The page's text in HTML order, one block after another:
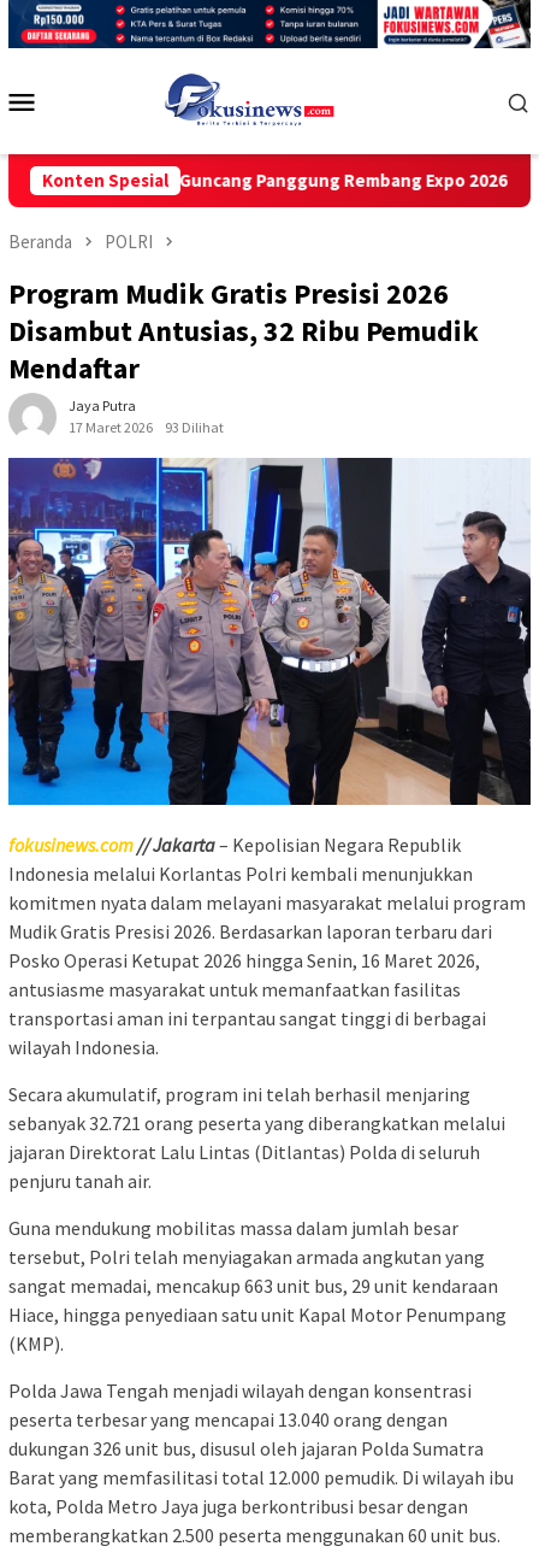
Loncat
Konten Spesial
Band Guncang Panggung Rembang Expo 2026
Beranda POLRI
Program Mudik Gratis Presisi 2026
Disambut Antusias, 32 Ribu Pemudik
Mendaftar
Jaya Putra
17 Maret 2026
93 Dilihat
fokusinews.com// Jakarta– Kepolisian Negara Republik
Indonesia melalui Korlantas Polri kembali menunjukkan
komitmen nyata dalam melayani masyarakat melalui program
Mudik Gratis Presisi 2026. Berdasarkan laporan terbaru dari
Posko Operasi Ketupat 2026 hingga Senin, 16 Maret 2026,
antusiasme masyarakat untuk memanfaatkan fasilitas
transportasi aman ini terpantau sangat tinggi di berbagai
wilayah Indonesia.
Secara akumulatif, program ini telah berhasil menjaring
sebanyak 32.721 orang peserta yang diberangkatkan melalui
jajaran Direktorat Lalu Lintas (Ditlantas) Polda di seluruh
penjuru tanah air.
Guna mendukung mobilitas massa dalam jumlah besar
tersebut, Polri telah menyiagakan armada angkutan yang
sangat memadai, mencakup 663 unit bus, 29 unit kendaraan
Hiace, hingga penyediaan satu unit Kapal Motor Penumpang
(KMP).
Polda Jawa Tengah menjadi wilayah dengan konsentrasi
peserta terbesar yang mencapai 13.040 orang dengan
dukungan 326 unit bus, disusul oleh jajaran Polda Sumatra
Barat yang memfasilitasi total 12.000 pemudik. Di wilayah ibu
kota, Polda Metro Jaya juga berkontribusi besar dengan
memberangkatkan 2.500 peserta menggunakan 60 unit bus.